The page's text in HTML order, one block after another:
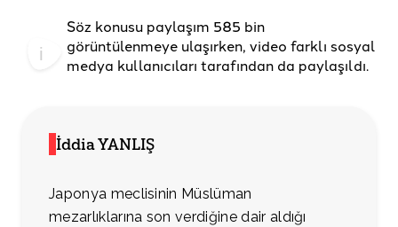
Söz konusu paylaşım 585 bin
görüntülenmeye ulaşırken, video farklı sosyal
medya kullanıcıları tarafından da paylaşıldı.
İddia YANLIŞ
Japonya meclisinin Müslüman
mezarlıklarına son verdiğine dair aldığı